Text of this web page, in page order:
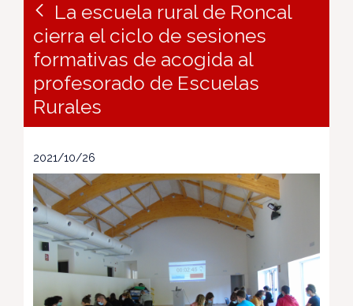
La escuela rural de Roncal
cierra el ciclo de sesiones
formativas de acogida al
profesorado de Escuelas
Rurales
2021/10/26